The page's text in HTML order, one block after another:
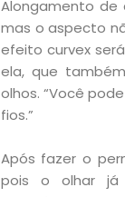
Exclusiva
Homem
Mães
&
Alongamento de
mas o aspecto
efeito curvex
ela, que
olhos. “Você
fios.”
Após fazer o
pois o olhar já